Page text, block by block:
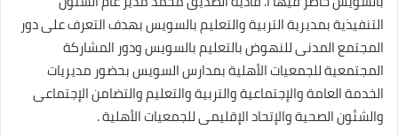
التنفيذية بمديرية التربية والتعليم بالسويس بهدف التعرف على دور
المجتمع المدنى للنهوض بالتعليم بالسويس ودور المشاركة
المجتمعية للجمعيات الأهلية بمدارس السويس بحضور مديريات
الخدمة العامة والإجتماعية والتربية والتعليم والتضامن الإجتماعى
والشئون الصحية والإتحاد الإقليمى للجمعيات الأهلية .